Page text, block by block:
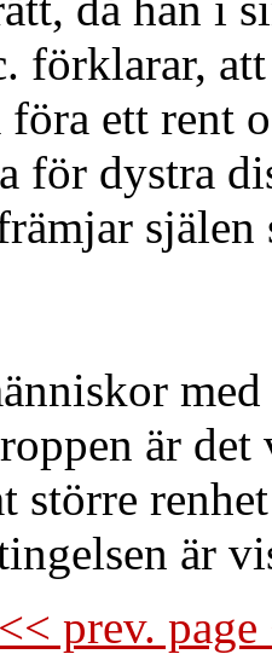
förklarar,
ett rent
för dystra
är det
större
är
<< prev.